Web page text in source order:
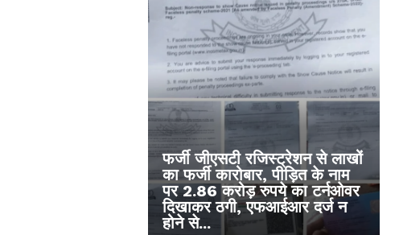
फर्जी जीएसटी रजिस्ट्रेशन से लाखों
का फर्जी कारोबार, पीड़ित के नाम
पर 2.86 करोड़ रुपये का टर्नओवर
दिखाकर ठगी, एफआईआर दर्ज न
होने से...